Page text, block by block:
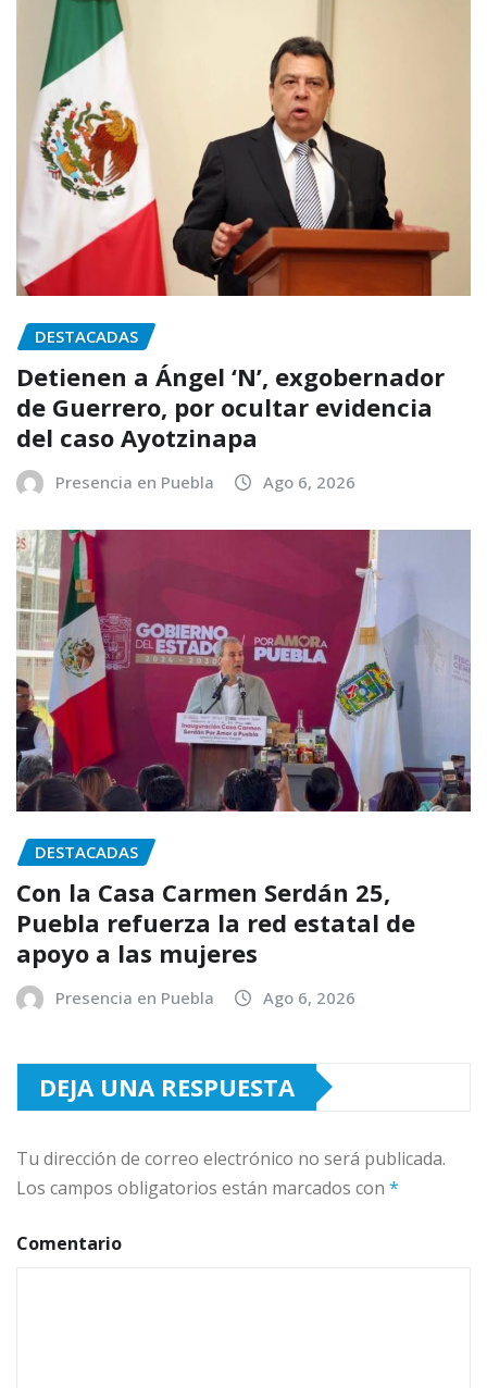
DESTACADAS
Detienen a Ángel ‘N’, exgobernador
de Guerrero, por ocultar evidencia
del caso Ayotzinapa
Presencia en Puebla Ago 6, 2026
DESTACADAS
Con la Casa Carmen Serdán 25,
Puebla refuerza la red estatal de
apoyo a las mujeres
Presencia en Puebla Ago 6, 2026
DEJA UNA RESPUESTA
Tu dirección de correo electrónico no será publicada.
Los campos obligatorios están marcados con *
Comentario